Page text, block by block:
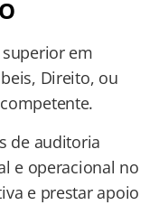
em
Direito, ou
de auditoria
e operacional no
e prestar apoio